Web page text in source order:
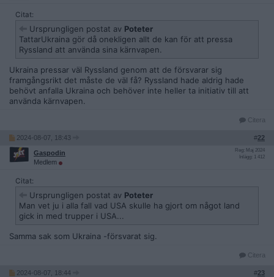
Citat:
Ursprungligen postat av Poteter
TattarUkraina gör då onekligen allt de kan för att pressa
Ryssland att använda sina kärnvapen.
Ukraina pressar väl Ryssland genom att de försvarar sig
framgångsrikt det måste de väl få? Ryssland hade aldrig hade
behövt anfalla Ukraina och behöver inte heller ta initiativ till att
använda kärnvapen.
Citera
2024-08-07, 18:43 #22
Gaspodin
Medlem
Reg: Maj 2024
Inlägg: 1 412
Citat:
Ursprungligen postat av Poteter
Man vet ju i alla fall vad USA skulle ha gjort om något land
gick in med trupper i USA...
Samma sak som Ukraina -försvarat sig.
Citera
2024-08-07, 18:44 #23